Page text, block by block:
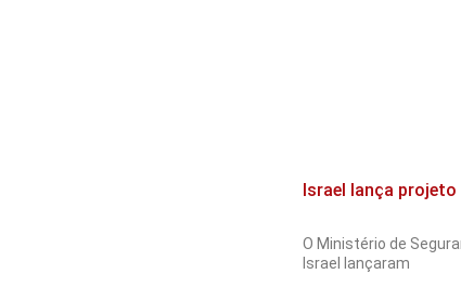
Israel lança projeto
O Ministério de
Israel lançaram